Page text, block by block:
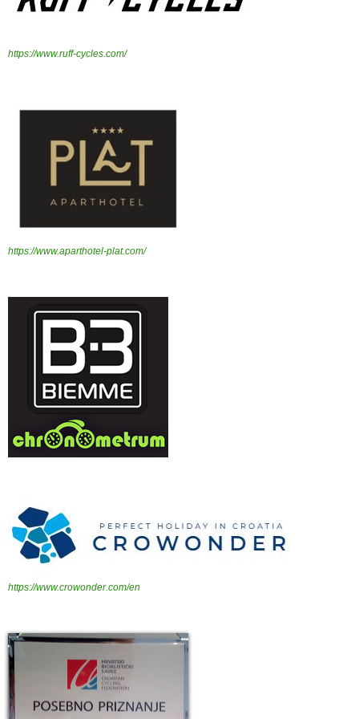
https://www.ruff-cycles.com/
https://www.aparthotel-plat.com/
https://www.crowonder.com/en